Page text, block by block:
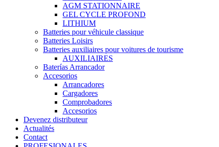
AGM STATIONNAIRE
GEL CYCLE PROFOND
LITHIUM
Batteries pour véhicule classique
Batteries Loisirs
Batteries auxiliaires pour voitures de tourisme
AUXILIAIRES
Baterías Arrancador
Accesorios
Arrancadores
Cargadores
Comprobadores
Accesorios
Devenez distributeur
Actualités
Contact